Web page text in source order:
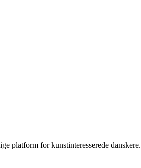
platform for kunstinteresserede danskere.